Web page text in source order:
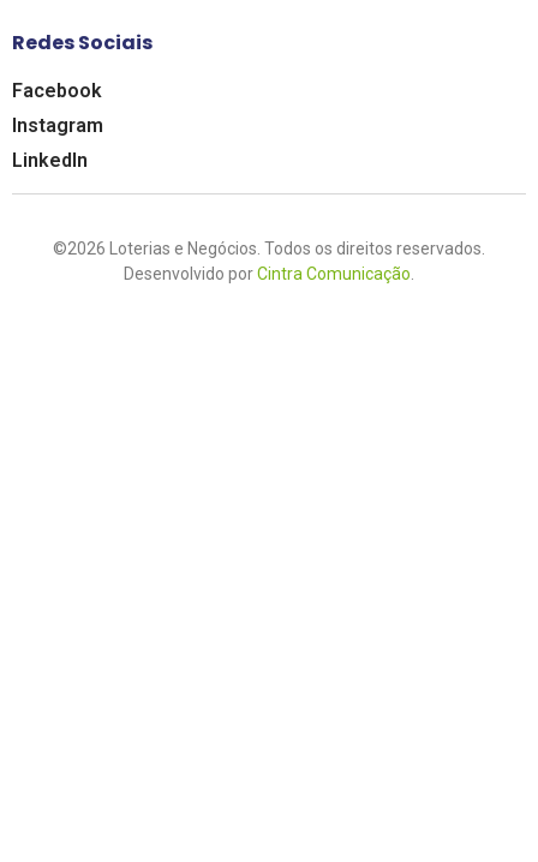
Redes Sociais
Facebook
Instagram
LinkedIn
©2026 Loterias e Negócios. Todos os direitos reservados.
Desenvolvido porCintra Comunicação